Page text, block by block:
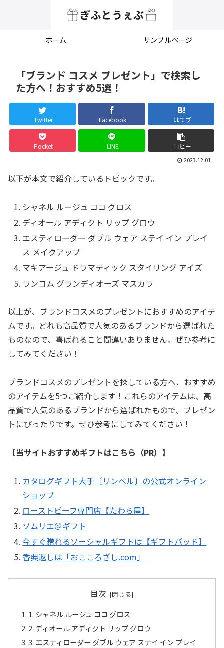
ホーム サンプルページ
「ブランド コスメ プレゼント」で検索し
た方へ！おすすめ5選！
Twitter Facebook はてブ
Pocket LINE コピー
2023.12.01
以下が本文で紹介しているトピックです。
シャネル ルージュ ココ グロス
ディオール アディクト リップ グロウ
エスティローダー ダブル ウェア ステイ イン プレイ
ス メイクアップ
マキアージュ ドラマティック スタイリング アイズ
ランコム グランディオーズ マスカラ
以上が、ブランドコスメのプレゼントにおすすめのアイテ
ムです。どれも高品質で人気のあるブランドから選ばれた
ものなので、喜ばれること間違いありません。ぜひ参考に
してみてください！
ブランドコスメのプレゼントを探している方へ、おすすめ
のアイテムを5つご紹介します！これらのアイテムは、高
品質で人気のあるブランドから選ばれたもので、プレゼン
トにぴったりです。ぜひ参考にしてみてください！
【当サイトおすすめギフトはこちら（PR）】
カタログギフト大手〔リンベル〕の公式オンライン
ショップ
ローストビーフ専門店【たわら屋】
ソムリエ＠ギフト
今すぐ贈れるソーシャルギフトは【ギフトパッド】
香典返しは「おこころざし.com」
目次
1. シャネル ルージュ ココ グロス
2. ディオール アディクト リップ グロウ
3. エスティローダー ダブル ウェア ステイ イン プレイ